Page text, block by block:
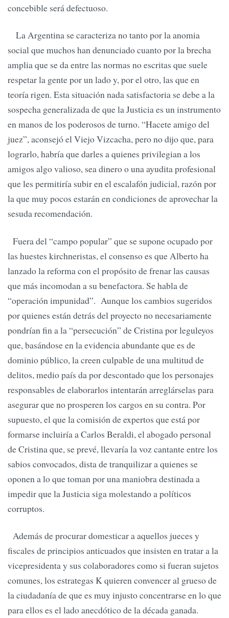
concebible será defectuoso.
La Argentina se caracteriza no tanto por la anomia
social que muchos han denunciado cuanto por la brecha
amplia que se da entre las normas no escritas que suele
respetar la gente por un lado y, por el otro, las que en
teoría rigen. Esta situación nada satisfactoria se debe a la
sospecha generalizada de que la Justicia es un instrumento
en manos de los poderosos de turno. “Hacete amigo del
juez”, aconsejó el Viejo Vizcacha, pero no dijo que, para
lograrlo, habría que darles a quienes privilegian a los
amigos algo valioso, sea dinero o una ayudita profesional
que les permitiría subir en el escalafón judicial, razón por
la que muy pocos estarán en condiciones de aprovechar la
sesuda recomendación.
Fuera del “campo popular” que se supone ocupado por
las huestes kirchneristas, el consenso es que Alberto ha
lanzado la reforma con el propósito de frenar las causas
que más incomodan a su benefactora. Se habla de
“operación impunidad”. Aunque los cambios sugeridos
por quienes están detrás del proyecto no necesariamente
pondrían fin a la “persecución” de Cristina por leguleyos
que, basándose en la evidencia abundante que es de
dominio público, la creen culpable de una multitud de
delitos, medio país da por descontado que los personajes
responsables de elaborarlos intentarán arreglárselas para
asegurar que no prosperen los cargos en su contra. Por
supuesto, el que la comisión de expertos que está por
formarse incluiría a Carlos Beraldi, el abogado personal
de Cristina que, se prevé, llevaría la voz cantante entre los
sabios convocados, dista de tranquilizar a quienes se
oponen a lo que toman por una maniobra destinada a
impedir que la Justicia siga molestando a políticos
corruptos.
Además de procurar domesticar a aquellos jueces y
fiscales de principios anticuados que insisten en tratar a la
vicepresidenta y sus colaboradores como si fueran sujetos
comunes, los estrategas K quieren convencer al grueso de
la ciudadanía de que es muy injusto concentrarse en lo que
para ellos es el lado anecdótico de la década ganada.